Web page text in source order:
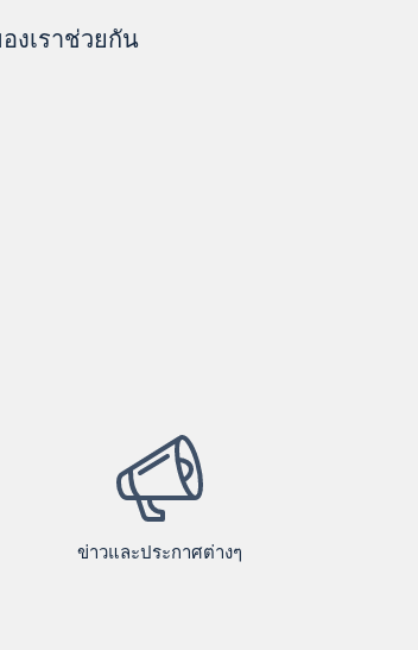
งเราช่วยกัน
ข่าวและประกาศต่างๆ